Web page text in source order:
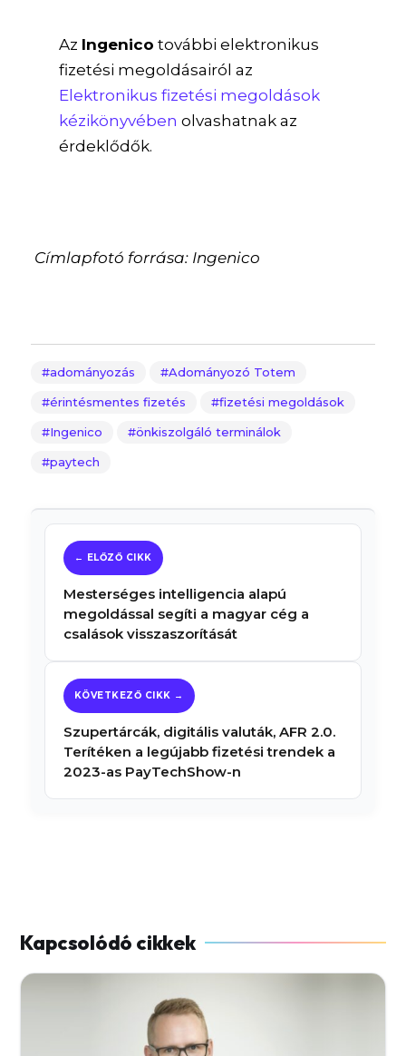
Az Ingenico további elektronikus
fizetési megoldásairól az
Elektronikus fizetési megoldások
kézikönyvében olvashatnak az
érdeklődők.
Címlapfotó forrása: Ingenico
adományozás Adományozó Totem
érintésmentes fizetés fizetési megoldások
Ingenico önkiszolgáló terminálok
paytech
Mesterséges intelligencia alapú
megoldással segíti a magyar cég a
csalások visszaszorítását
Szupertárcák, digitális valuták, AFR 2.0.
Terítéken a legújabb fizetési trendek a
2023-as PayTechShow-n